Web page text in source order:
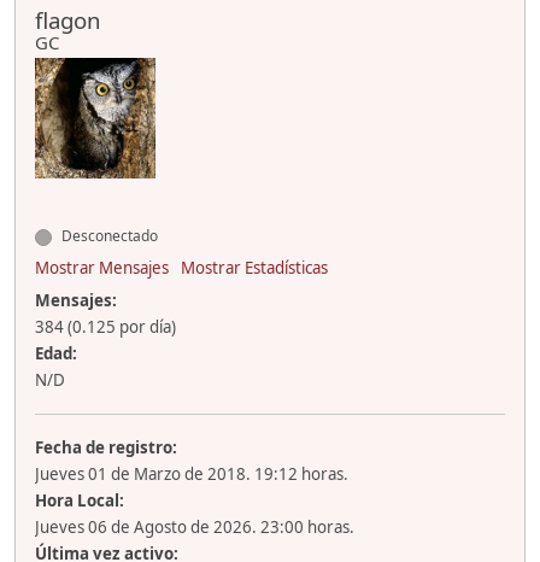
flagon
GC
Desconectado
Mostrar Mensajes
Mostrar Estadísticas
Mensajes:
384 (0.125 por día)
Edad:
N/D
Fecha de registro:
Jueves 01 de Marzo de 2018. 19:12 horas.
Hora Local:
Jueves 06 de Agosto de 2026. 23:00 horas.
Última vez activo: